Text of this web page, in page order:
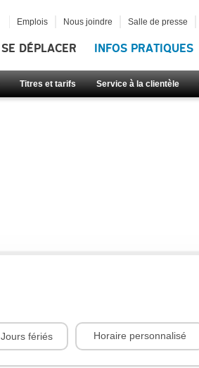
SE DÉPLACER INFOS PRATIQUES
Titres et tarifs Service à la clientèle
Emplois Nous joindre Salle de presse
Jours fériés Horaire personnalisé